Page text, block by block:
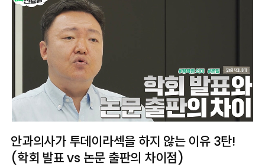
안과의사가 투데이라섹을 하지 않는 이유 3탄!
(학회 발표 vs 논문 출판의 차이점)